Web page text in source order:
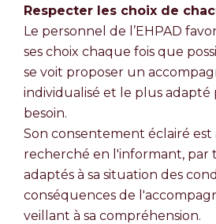
Respecter les choix de
Le personnel de l’EHPAD
ses choix chaque fois que
se voit proposer un
individualisé et le plus adapté
besoin.
Son consentement éclairé est
recherché en l'informant, par
adaptés à sa situation des
conséquences de
veillant à sa compréhension.